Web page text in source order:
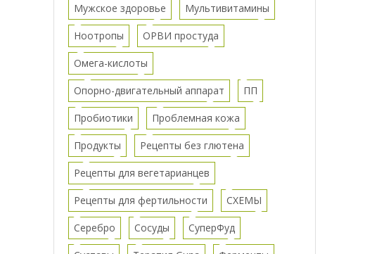
Мужское здоровье Мультивитамины
Ноотропы ОРВИ простуда
Омега-кислоты
Опорно-двигательный аппарат ПП
Пробиотики Проблемная кожа
Продукты Рецепты без глютена
Рецепты для вегетарианцев
Рецепты для фертильности СХЕМЫ
Серебро Сосуды СуперФуд